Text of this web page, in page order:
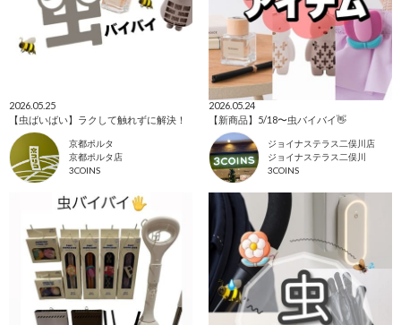
2026.05.25
【虫ばいばい】ラクして触れずに解決！
京都ポルタ
京都ポルタ店
3COINS
2026.05.24
【新商品】5/18〜虫バイバイ👋
ジョイナステラス二俣川店
ジョイナステラス二俣川
3COINS